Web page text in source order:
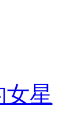
星